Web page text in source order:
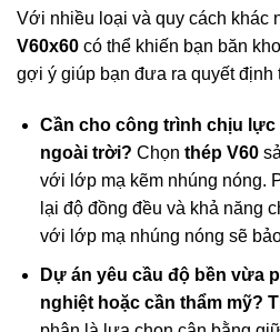
Với nhiều loại và quy cách khác
V60x60 có thể khiến bạn băn
gợi ý giúp bạn đưa ra quyết định
Cần cho công trình chịu lực
ngoài trời? Chọn thép V60
với lớp mạ kẽm nhúng nóng.
lại độ đồng đều và khả năng
với lớp mạ nhúng nóng sẽ
Dự án yêu cầu độ bền vừa
nghiệt hoặc cần thẩm mỹ?